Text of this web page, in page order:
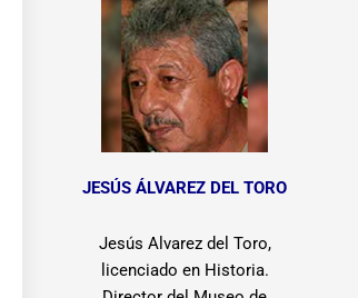
JESÚS ÁLVAREZ DEL TORO
Jesús Alvarez del Toro,
licenciado en Historia.